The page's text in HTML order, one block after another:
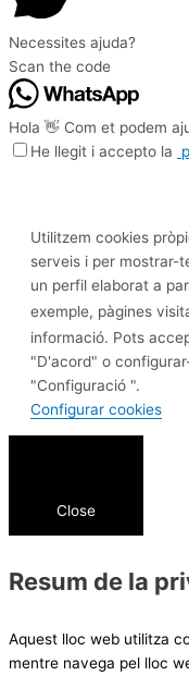
Necessites ajuda?
Scan the code
Hola 👋 Com et podem
He llegit i accepto la
Utilitzem cookies
serveis i per mostrar-
un perfil elaborat a
exemple, pàgines
informació. Pots
"D'acord" o
"Configuració ".
Configurar cookies
Close
Resum de la
Aquest lloc web utilitza
mentre navega pel lloc